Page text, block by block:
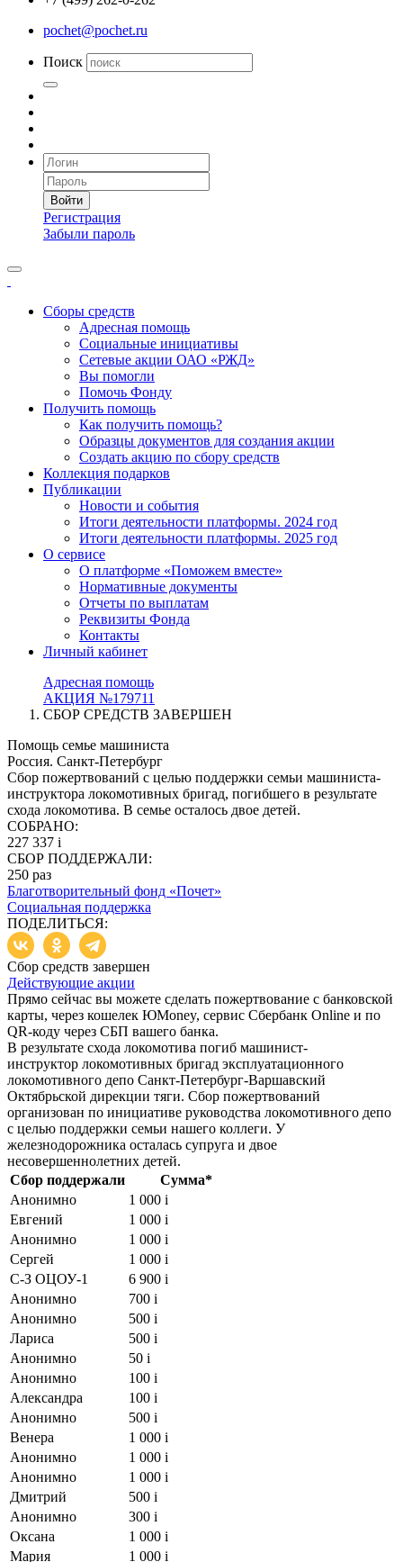
pochet@pochet.ru
Поиск
Войти
Регистрация
Забыли пароль
Сборы средств
Адресная помощь
Социальные инициативы
Сетевые акции ОАО «РЖД»
Вы помогли
Помочь Фонду
Получить помощь
Как получить помощь?
Образцы документов для создания акции
Создать акцию по сбору средств
Коллекция подарков
Публикации
Новости и события
Итоги деятельности платформы. 2024 год
Итоги деятельности платформы. 2025 год
О сервисе
О платформе «Поможем вместе»
Нормативные документы
Отчеты по выплатам
Реквизиты Фонда
Контакты
Личный кабинет
Адресная помощь
АКЦИЯ №179711
СБОР СРЕДСТВ ЗАВЕРШЕН
Помощь семье машиниста
Россия. Санкт-Петербург
Сбор пожертвований с целью поддержки семьи машиниста-
инструктора локомотивных бригад, погибшего в результате
схода локомотива. В семье осталось двое детей.
СОБРАНО:
227 337 i
СБОР ПОДДЕРЖАЛИ:
250 раз
Благотворительный фонд «Почет»
Социальная поддержка
ПОДЕЛИТЬСЯ:
Сбор средств завершен
Действующие акции
Прямо сейчас вы можете сделать пожертвование с банковской
карты, через кошелек ЮMoney, сервис Сбербанк Online и по
QR-коду через СБП вашего банка.
В результате схода локомотива погиб машинист-
инструктор локомотивных бригад эксплуатационного
локомотивного депо Санкт-Петербург-Варшавский
Октябрьской дирекции тяги. Сбор пожертвований
организован по инициативе руководства локомотивного депо
с целью поддержки семьи нашего коллеги. У
железнодорожника осталась супруга и двое
несовершеннолетних детей.
Сбор поддержали
Сумма*
Анонимно
1 000 i
Евгений
1 000 i
Анонимно
1 000 i
Сергей
1 000 i
С-З ОЦОУ-1
6 900 i
Анонимно
700 i
Анонимно
500 i
Лариса
500 i
Анонимно
50 i
Анонимно
100 i
Александра
100 i
Анонимно
500 i
Венера
1 000 i
Анонимно
1 000 i
Анонимно
1 000 i
Дмитрий
500 i
Анонимно
300 i
Оксана
1 000 i
Мария
1 000 i